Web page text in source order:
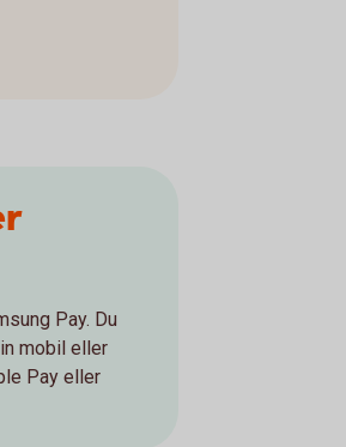
Pay. Du
mobil eller
Pay eller